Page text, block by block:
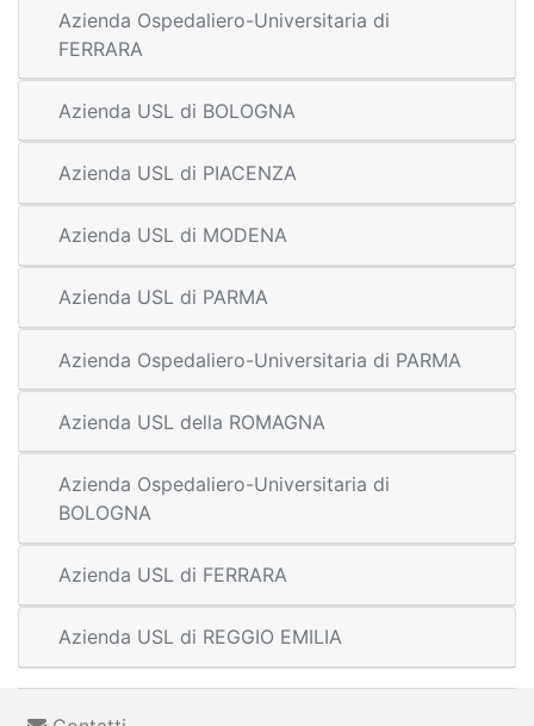
Azienda Ospedaliero-Universitaria di
FERRARA
Azienda USL di BOLOGNA
Azienda USL di PIACENZA
Azienda USL di MODENA
Azienda USL di PARMA
Azienda Ospedaliero-Universitaria di PARMA
Azienda USL della ROMAGNA
Azienda Ospedaliero-Universitaria di
BOLOGNA
Azienda USL di FERRARA
Azienda USL di REGGIO EMILIA